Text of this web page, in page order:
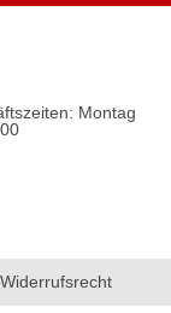
Montag
Widerrufsrecht